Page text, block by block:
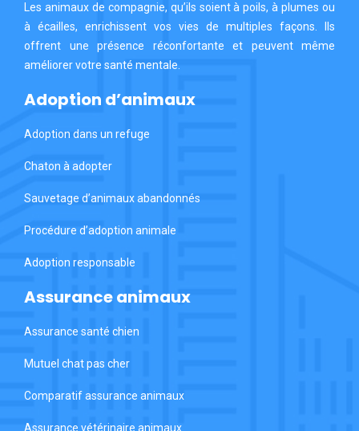
Les animaux de compagnie, qu’ils soient à poils, à plumes ou
à écailles, enrichissent vos vies de multiples façons. Ils
offrent une présence réconfortante et peuvent même
améliorer votre santé mentale.
Adoption d’animaux
Adoption dans un refuge
Chaton à adopter
Sauvetage d’animaux abandonnés
Procédure d’adoption animale
Adoption responsable
Assurance animaux
Assurance santé chien
Mutuel chat pas cher
Comparatif assurance animaux
Assurance vétérinaire animaux